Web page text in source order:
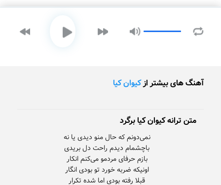
آهنگ های بیشتر ازکیوان کیا
متن ترانه کیوان کیا برگرد